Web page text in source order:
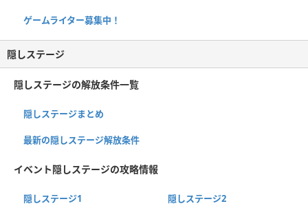
ゲームライター募集中！
隠しステージ
隠しステージの解放条件一覧
隠しステージまとめ
最新の隠しステージ解放条件
イベント隠しステージの攻略情報
隠しステージ1 隠しステージ2